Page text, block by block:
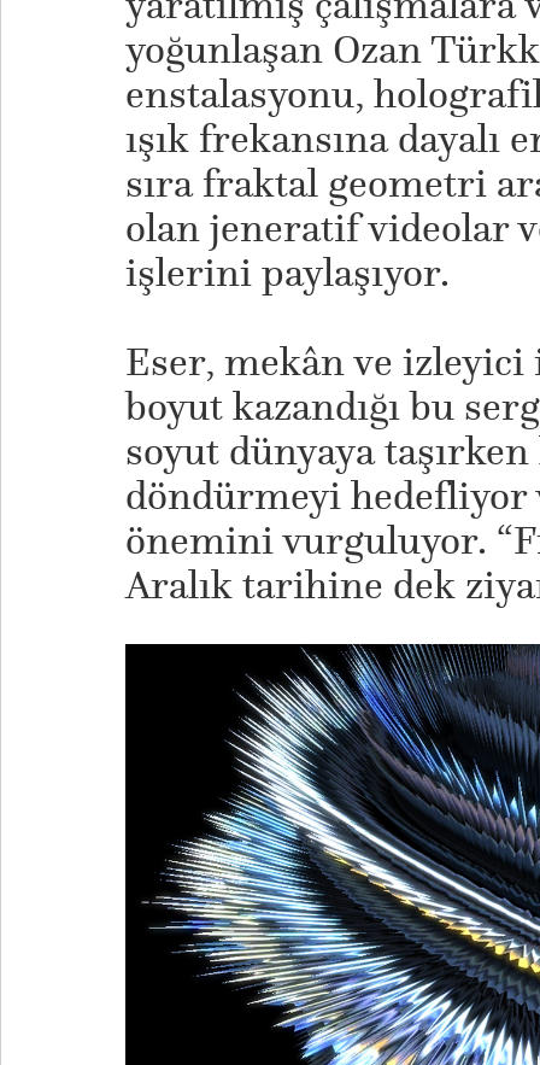
yoğunlaşan Ozan
enstalasyonu,
ışık frekansına dayalı
sıra fraktal geometri
olan jeneratif videolar
işlerini paylaşıyor.
Eser, mekân ve
boyut kazandığı bu
soyut dünyaya
döndürmeyi
önemini vurguluyor.
Aralık tarihine dek